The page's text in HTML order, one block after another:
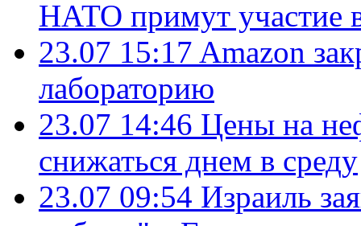
НАТО примут участие
23.07 15:17 Amazon
лабораторию
23.07 14:46 Цены на
снижаться днем в среду
23.07 09:54 Израиль